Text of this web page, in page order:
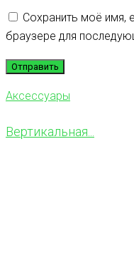
Сохранить моё имя,
браузере для
Аксессуары
Вертикальная...